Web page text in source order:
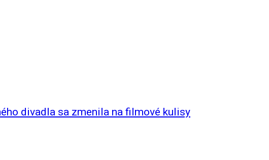
divadla sa zmenila na filmové kulisy